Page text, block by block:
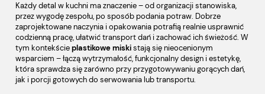
Każdy detal w kuchni ma znaczenie – od organizacji stanowiska,
przez wygodę zespołu, po sposób podania potraw. Dobrze
zaprojektowane naczynia i opakowania potrafią realnie usprawnić
codzienną pracę, ułatwić transport dań i zachować ich świeżość. W
tym kontekścieplastikowe miskistają się nieocenionym
wsparciem – łączą wytrzymałość, funkcjonalny design i estetykę,
która sprawdza się zarówno przy przygotowywaniu gorących dań,
jak i porcji gotowych do serwowania lub transportu.